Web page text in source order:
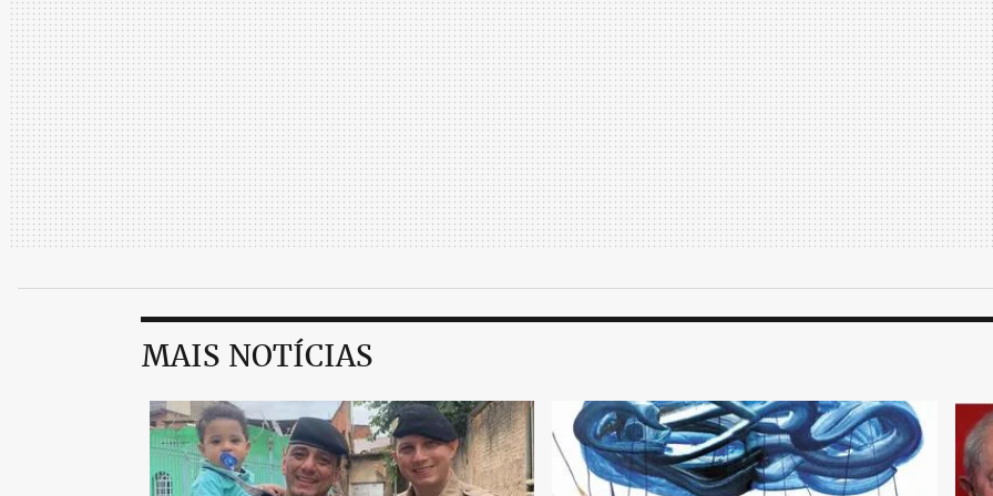
Resolvi viajar de máscara, a máscara correta para a situação FPP2, protegendo
quem estava ao meu lado no avião. Afinal, mesmo sem qualquer sintoma, estava
saindo de um dos maiores focos de contaminação de coronavírus do mundo.
MAIS NOTÍCIAS